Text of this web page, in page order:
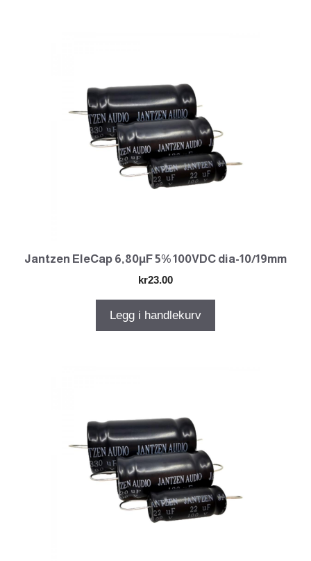
Jantzen EleCap 6,80µF 5% 100VDC dia-10/19mm
kr23.00
Legg i handlekurv